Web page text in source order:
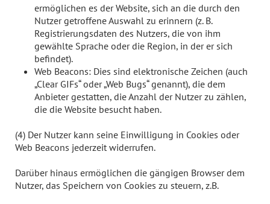
ermöglichen es der Website, sich an die durch den
Nutzer getroffene Auswahl zu erinnern (z. B.
Registrierungsdaten des Nutzers, die von ihm
gewählte Sprache oder die Region, in der er sich
befindet).
Web Beacons: Dies sind elektronische Zeichen (auch
„Clear GIFs“ oder „Web Bugs“ genannt), die dem
Anbieter gestatten, die Anzahl der Nutzer zu zählen,
die die Website besucht haben.
(4) Der Nutzer kann seine Einwilligung in Cookies oder
Web Beacons jederzeit widerrufen.
Darüber hinaus ermöglichen die gängigen Browser dem
Nutzer, das Speichern von Cookies zu steuern, z.B.